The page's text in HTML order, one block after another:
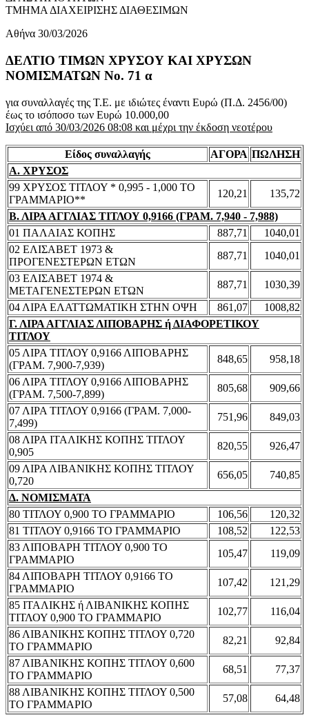
ΤΜΗΜΑ ΔΙΑΧΕΙΡΙΣΗΣ ΔΙΑΘΕΣΙΜΩΝ
Αθήνα 30/03/2026
ΔΕΛΤΙΟ ΤΙΜΩΝ ΧΡΥΣΟΥ ΚΑΙ ΧΡΥΣΩΝ
ΝΟΜΙΣΜΑΤΩΝ No. 71 α
για συναλλαγές της Τ.Ε. με ιδιώτες έναντι Ευρώ (Π.Δ. 2456/00)
έως το ισόποσο των Ευρώ 10.000,00
Ισχύει από 30/03/2026 08:08 και μέχρι την έκδοση νεοτέρου
Είδος συναλλαγής ΑΓΟΡΑ ΠΩΛΗΣΗ
Α. ΧΡΥΣΟΣ
99 ΧΡΥΣΟΣ ΤΙΤΛΟΥ * 0,995 - 1,000 ΤΟ
ΓΡΑΜΜΑΡΙΟ**
120,21
135,72
Β. ΛΙΡΑ ΑΓΓΛΙΑΣ ΤΙΤΛΟΥ 0,9166 (ΓΡΑΜ. 7,940 - 7,988)
01 ΠΑΛΑΙΑΣ ΚΟΠΗΣ
887,71
1040,01
02 ΕΛΙΣΑΒΕΤ 1973 &
ΠΡΟΓΕΝΕΣΤΕΡΩΝ ΕΤΩΝ
887,71
1040,01
03 ΕΛΙΣΑΒΕΤ 1974 &
ΜΕΤΑΓΕΝΕΣΤΕΡΩΝ ΕΤΩΝ
887,71
1030,39
04 ΛΙΡΑ ΕΛΑΤΤΩΜΑΤΙΚΗ ΣΤΗΝ ΟΨΗ
861,07
1008,82
Γ. ΛΙΡΑ ΑΓΓΛΙΑΣ ΛΙΠΟΒΑΡΗΣ ή ΔΙΑΦΟΡΕΤΙΚΟΥ
ΤΙΤΛΟΥ
05 ΛΙΡΑ ΤΙΤΛΟΥ 0,9166 ΛΙΠΟΒΑΡΗΣ
(ΓΡΑΜ. 7,900-7,939)
848,65
958,18
06 ΛΙΡΑ ΤΙΤΛΟΥ 0,9166 ΛΙΠΟΒΑΡΗΣ
(ΓΡΑΜ. 7,500-7,899)
805,68
909,66
07 ΛΙΡΑ ΤΙΤΛΟΥ 0,9166 (ΓΡΑΜ. 7,000-
7,499)
751,96
849,03
08 ΛΙΡΑ ΙΤΑΛΙΚΗΣ ΚΟΠΗΣ ΤΙΤΛΟΥ
0,905
820,55
926,47
09 ΛΙΡΑ ΛΙΒΑΝΙΚΗΣ ΚΟΠΗΣ ΤΙΤΛΟΥ
0,720
656,05
740,85
Δ. ΝΟΜΙΣΜΑΤΑ
80 ΤΙΤΛΟΥ 0,900 ΤΟ ΓΡΑΜΜΑΡΙΟ
106,56
120,32
81 ΤΙΤΛΟΥ 0,9166 ΤΟ ΓΡΑΜΜΑΡΙΟ
108,52
122,53
83 ΛΙΠΟΒΑΡΗ ΤΙΤΛΟΥ 0,900 ΤΟ
ΓΡΑΜΜΑΡΙΟ
105,47
119,09
84 ΛΙΠΟΒΑΡΗ ΤΙΤΛΟΥ 0,9166 ΤΟ
ΓΡΑΜΜΑΡΙΟ
107,42
121,29
85 ΙΤΑΛΙΚΗΣ ή ΛΙΒΑΝΙΚΗΣ ΚΟΠΗΣ
ΤΙΤΛΟΥ 0,900 ΤΟ ΓΡΑΜΜΑΡΙΟ
102,77
116,04
86 ΛΙΒΑΝΙΚΗΣ ΚΟΠΗΣ ΤΙΤΛΟΥ 0,720
ΤΟ ΓΡΑΜΜΑΡΙΟ
82,21
92,84
87 ΛΙΒΑΝΙΚΗΣ ΚΟΠΗΣ ΤΙΤΛΟΥ 0,600
ΤΟ ΓΡΑΜΜΑΡΙΟ
68,51
77,37
88 ΛΙΒΑΝΙΚΗΣ ΚΟΠΗΣ ΤΙΤΛΟΥ 0,500
ΤΟ ΓΡΑΜΜΑΡΙΟ
57,08 64,48